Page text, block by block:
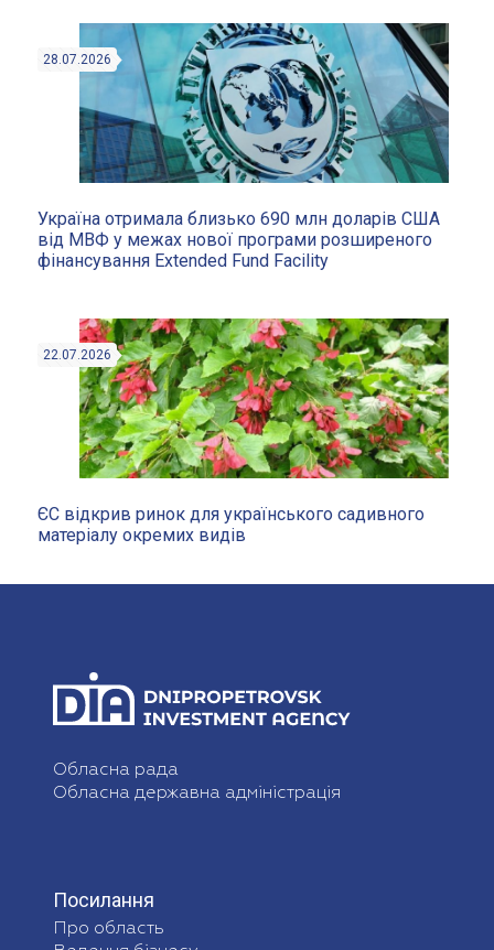
28.07.2026
Україна отримала близько 690 млн доларів США
від МВФ у межах нової програми розширеного
фінансування Extended Fund Facility
22.07.2026
ЄС відкрив ринок для українського садивного
матеріалу окремих видів
Обласна рада
Обласна державна адміністрація
Посилання
Про область